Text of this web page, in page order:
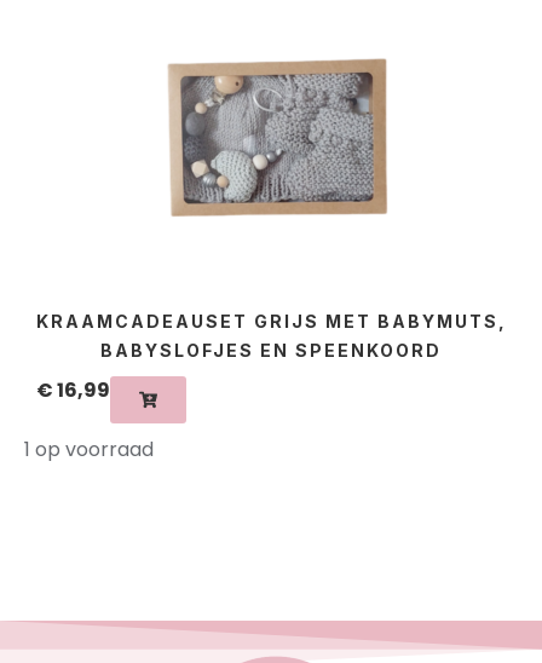
KRAAMCADEAUSET GRIJS MET BABYMUTS,
BABYSLOFJES EN SPEENKOORD
€16,99
1 op voorraad